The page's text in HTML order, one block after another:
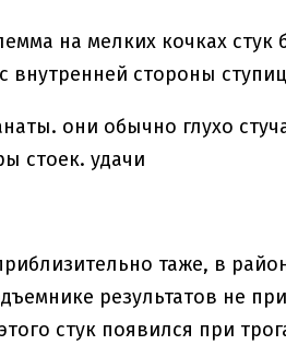
на мелких кочках
внутренней стороны
они обычно глухо
стоек. удачи
таже, в
результатов не
стук появился при